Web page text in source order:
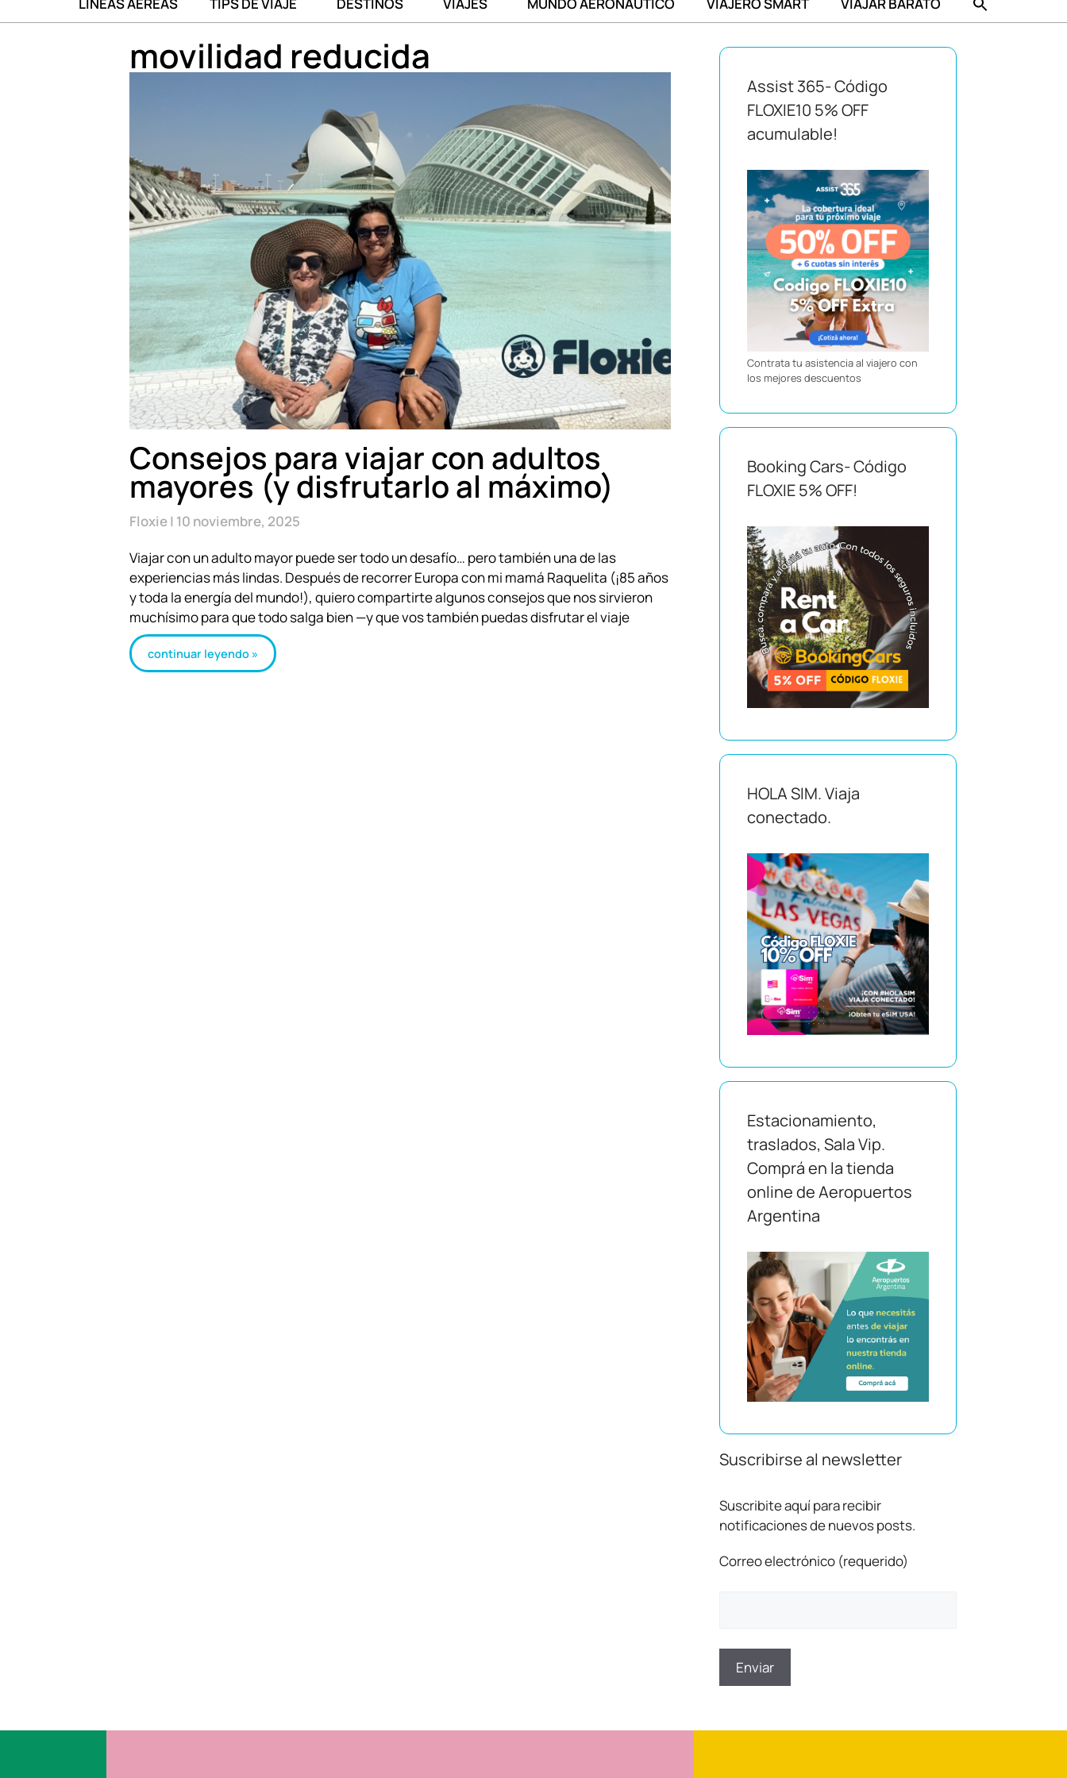
Assist 365- Código
FLOXIE10 5% OFF
acumulable!
Contrata tu asistencia al viajero con
los mejores descuentos
Booking Cars- Código
FLOXIE 5% OFF!
HOLA SIM. Viaja
conectado.
Estacionamiento,
traslados, Sala Vip.
Comprá en la tienda
online de Aeropuertos
Argentina
Suscribirse al newsletter
Suscribite aquí para recibir
notificaciones de nuevos posts.
Correo electrónico (requerido)
movilidad reducida
Consejos para viajar con adultos
mayores (y disfrutarlo al máximo)
Floxie 10 noviembre, 2025
Viajar con un adulto mayor puede ser todo un desafío… pero también una de las
experiencias más lindas. Después de recorrer Europa con mi mamá Raquelita (¡85 años
y toda la energía del mundo!), quiero compartirte algunos consejos que nos sirvieron
muchísimo para que todo salga bien —y que vos también puedas disfrutar el viaje
continuar leyendo »